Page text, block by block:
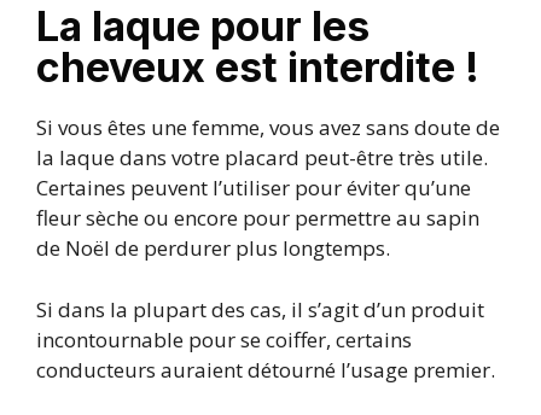
La laque pour les
cheveux est interdite !
Si vous êtes une femme, vous avez sans doute de
la laque dans votre placard peut-être très utile.
Certaines peuvent l’utiliser pour éviter qu’une
fleur sèche ou encore pour permettre au sapin
de Noël de perdurer plus longtemps.
Si dans la plupart des cas, il s’agit d’un produit
incontournable pour se coiffer, certains
conducteurs auraient détourné l’usage premier.